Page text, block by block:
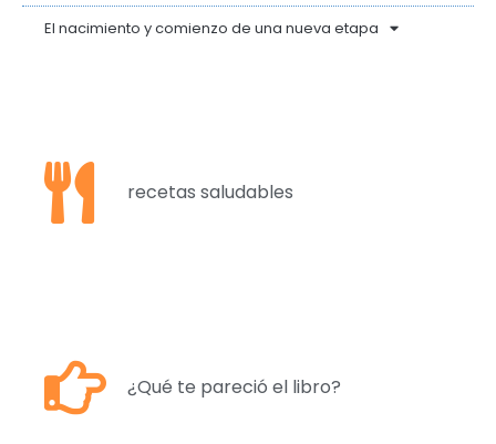
El nacimiento y comienzo de una nueva etapa
recetas saludables
¿Qué te pareció el libro?